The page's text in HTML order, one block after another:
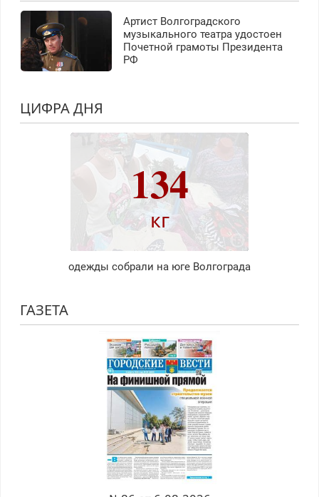
Артист Волгоградского
музыкального театра удостоен
Почетной грамоты Президента
РФ
ЦИФРА ДНЯ
134
кг
одежды собрали на юге Волгограда
ГАЗЕТА